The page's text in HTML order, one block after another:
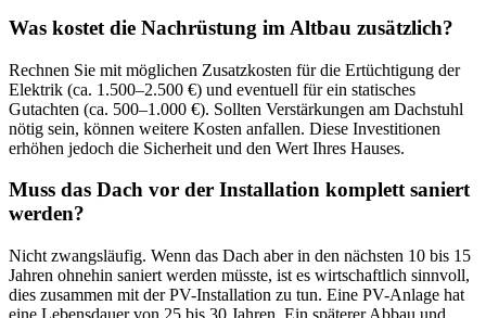
Was kostet die Nachrüstung im Altbau zusätzlich?
Rechnen Sie mit möglichen Zusatzkosten für die Ertüchtigung der
Elektrik (ca. 1.500–2.500 €) und eventuell für ein statisches
Gutachten (ca. 500–1.000 €). Sollten Verstärkungen am Dachstuhl
nötig sein, können weitere Kosten anfallen. Diese Investitionen
erhöhen jedoch die Sicherheit und den Wert Ihres Hauses.
Muss das Dach vor der Installation komplett saniert
werden?
Nicht zwangsläufig. Wenn das Dach aber in den nächsten 10 bis 15
Jahren ohnehin saniert werden müsste, ist es wirtschaftlich sinnvoll,
dies zusammen mit der PV-Installation zu tun. Eine PV-Anlage hat
eine Lebensdauer von 25 bis 30 Jahren. Ein späterer Abbau und